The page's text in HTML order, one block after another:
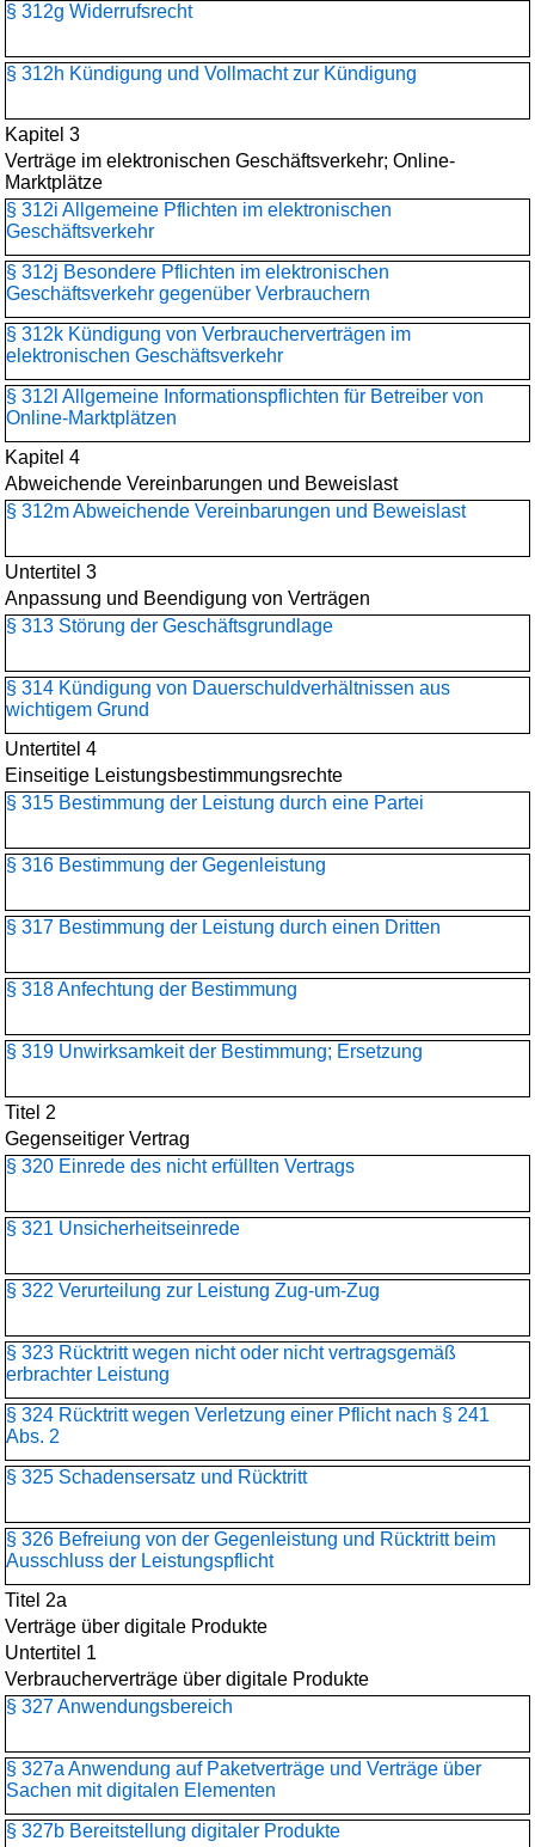
§ 312g Widerrufsrecht
§ 312h Kündigung und Vollmacht zur Kündigung
Kapitel 3
Verträge im elektronischen Geschäftsverkehr; Online-
Marktplätze
§ 312i Allgemeine Pflichten im elektronischen
Geschäftsverkehr
§ 312j Besondere Pflichten im elektronischen
Geschäftsverkehr gegenüber Verbrauchern
§ 312k Kündigung von Verbraucherverträgen im
elektronischen Geschäftsverkehr
§ 312l Allgemeine Informationspflichten für Betreiber von
Online-Marktplätzen
Kapitel 4
Abweichende Vereinbarungen und Beweislast
§ 312m Abweichende Vereinbarungen und Beweislast
Untertitel 3
Anpassung und Beendigung von Verträgen
§ 313 Störung der Geschäftsgrundlage
§ 314 Kündigung von Dauerschuldverhältnissen aus
wichtigem Grund
Untertitel 4
Einseitige Leistungsbestimmungsrechte
§ 315 Bestimmung der Leistung durch eine Partei
§ 316 Bestimmung der Gegenleistung
§ 317 Bestimmung der Leistung durch einen Dritten
§ 318 Anfechtung der Bestimmung
§ 319 Unwirksamkeit der Bestimmung; Ersetzung
Titel 2
Gegenseitiger Vertrag
§ 320 Einrede des nicht erfüllten Vertrags
§ 321 Unsicherheitseinrede
§ 322 Verurteilung zur Leistung Zug-um-Zug
§ 323 Rücktritt wegen nicht oder nicht vertragsgemäß
erbrachter Leistung
§ 324 Rücktritt wegen Verletzung einer Pflicht nach § 241
Abs. 2
§ 325 Schadensersatz und Rücktritt
§ 326 Befreiung von der Gegenleistung und Rücktritt beim
Ausschluss der Leistungspflicht
Titel 2a
Verträge über digitale Produkte
Untertitel 1
Verbraucherverträge über digitale Produkte
§ 327 Anwendungsbereich
§ 327a Anwendung auf Paketverträge und Verträge über
Sachen mit digitalen Elementen
§ 327b Bereitstellung digitaler Produkte